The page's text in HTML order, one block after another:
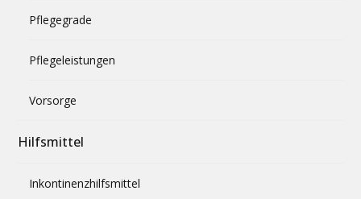
Pflegegrade
Pflegeleistungen
Vorsorge
Hilfsmittel
Inkontinenzhilfsmittel